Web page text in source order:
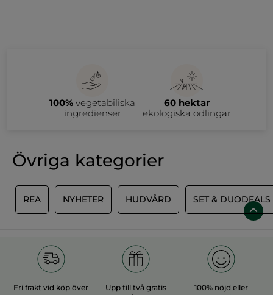
100% vegetabiliska
ingredienser
60 hektar
ekologiska odlingar
Övriga kategorier
REA NYHETER HUDVÅRD SET & DUODEALS
Fri frakt vid köp över
Upp till två gratis
100% nöjd eller